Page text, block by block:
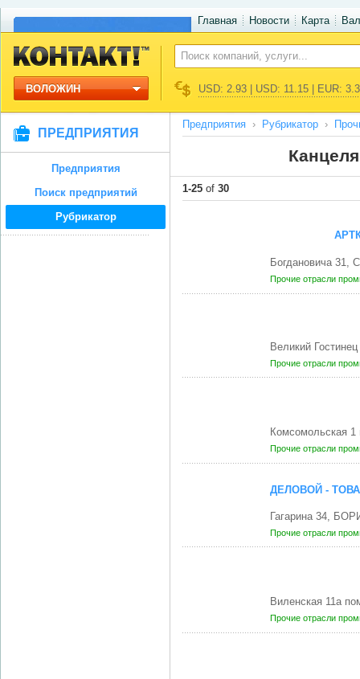
Главная Новости Карта
ВОЛОЖИН USD: 2.93 | USD: 11.15 | EUR:
ПРЕДПРИЯТИЯ
Предприятия
Поиск предприятий
Рубрикатор
Предприятия Рубрикатор
1-25 of 30
Богдановича 31,
Прочие отрасли
Великий
Прочие отрасли
Комсомольская
Прочие отрасли
ДЕЛОВОЙ -
Гагарина 34,
Прочие отрасли
Виленская 11а
Прочие отрасли